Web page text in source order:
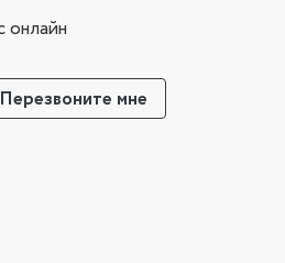
онлайн
Перезвоните мне